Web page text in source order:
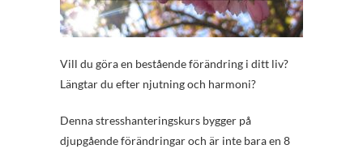
Vill du göra en bestående förändring i ditt liv?
Längtar du efter njutning och harmoni?
Denna stresshanteringskurs bygger på
djupgående förändringar och är inte bara en 8